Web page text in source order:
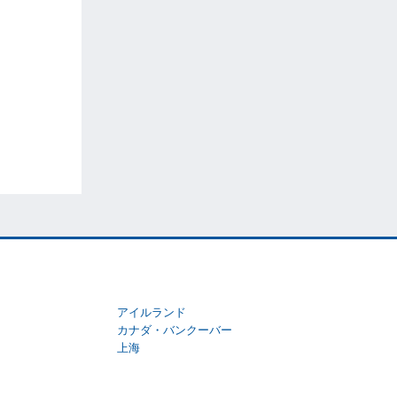
アイルランド
カナダ・バンクーバー
上海